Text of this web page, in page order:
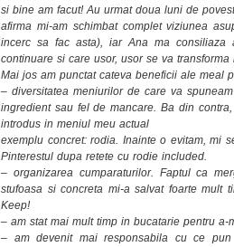
si bine am facut! Au urmat doua luni de
afirma mi-am schimbat complet viziunea
incerc sa fac asta), iar Ana ma
continuare si care usor, usor se va transforma
Mai jos am punctat cateva beneficii ale meal
– diversitatea meniurilor de care va
ingredient sau fel de mancare. Ba din
introdus in meniul meu actual
exemplu concret: rodia. Inainte o evitam, mi
Pinterestul dupa retete cu rodie included.
– organizarea cumparaturilor. Faptul ca
stufoasa si concreta mi-a salvat foarte mult
Keep!
– am stat mai mult timp in bucatarie pentru
– am devenit mai responsabila cu ce